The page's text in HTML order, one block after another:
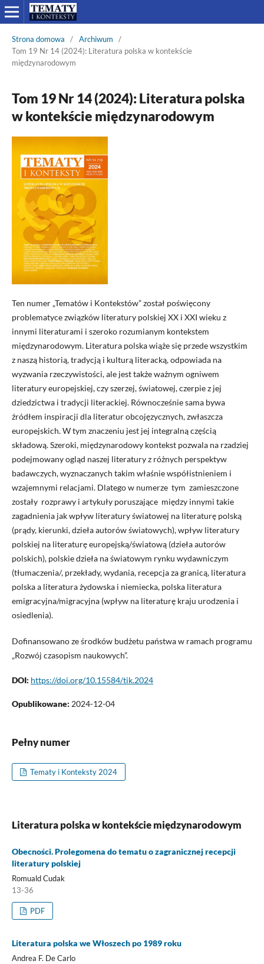
Strona domowa / Archiwum
/
Tom 19 Nr 14 (2024): Literatura polska w kontekście
międzynarodowym
Tom 19 Nr 14 (2024): Literatura polska
w kontekście międzynarodowym
Ten numer „Tematów i Kontekstów” został poświęcony
problematyce związków literatury polskiej XX i XXI wieku z
innymi literaturami i szeroko rozumianym kontekstem
międzynarodowym. Literatura polska wiąże się przede wszystkim
z naszą historią, tradycją i kulturą literacką, odpowiada na
wyzwania rzeczywistości, ale jest także ważnym ogniwem
literatury europejskiej, czy szerzej, światowej, czerpie z jej
dziedzictwa i tradycji literackiej. Równocześnie sama bywa
źródłem inspiracji dla literatur obcojęzycznych, zwłaszcza
europejskich. W tym znaczeniu jest jej integralną częścią
składową. Szeroki, międzynarodowy kontekst pozwala na rzadziej
podejmowany ogląd naszej literatury z różnych perspektyw
badawczych, wyznaczanych takim właśnie współistnieniem i
wzajemnymi relacjami. Dlatego w numerze tym zamieszczone
zostały rozprawy i artykuły poruszające między innymi takie
zagadnienia jak wpływ literatury światowej na literaturę polską
(prądy, kierunki, dzieła autorów światowych), wpływ literatury
polskiej na literaturę europejską/światową (dzieła autorów
polskich), polskie dzieła na światowym rynku wydawniczym
(tłumaczenia/, przekłady, wydania, recepcja za granicą, literatura
polska a literatura żydowska i niemiecka, polska literatura
emigracyjna/migracyjna (wpływ na literaturę kraju urodzenia i
osiedlenia).
Dofinansowano ze środków budżetu państwa w ramach programu
„Rozwój czasopism naukowych”.
DOI: https://doi.org/10.15584/tik.2024
Opublikowane: 2024-12-04
Pełny numer
Tematy i Konteksty 2024
Literatura polska w kontekście międzynarodowym
Obecności. Prolegomena do tematu o zagranicznej recepcji
literatury polskiej
Romuald Cudak
13-36
PDF
Literatura polska we Włoszech po 1989 roku
Andrea F. De Carlo